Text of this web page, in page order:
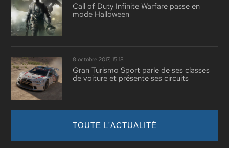
Call of Duty Infinite Warfare passe en
mode Halloween
8 octobre 2017, 15:18
Gran Turismo Sport parle de ses classes
de voiture et présente ses circuits
TOUTE L'ACTUALITÉ